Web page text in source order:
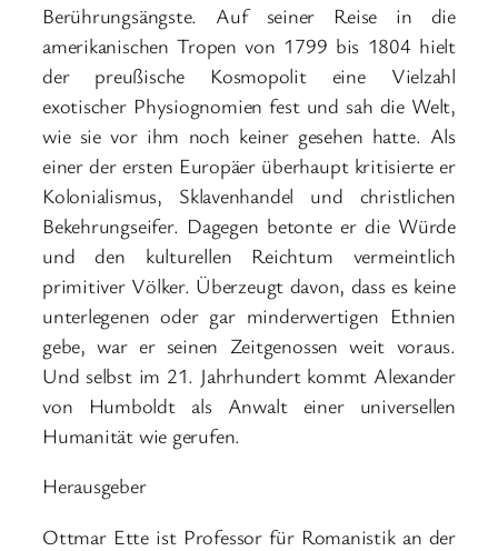
Berührungsängste. Auf seiner Reise in die
amerikanischen Tropen von 1799 bis 1804 hielt
der preußische Kosmopolit eine Vielzahl
exotischer Physiognomien fest und sah die Welt,
wie sie vor ihm noch keiner gesehen hatte. Als
einer der ersten Europäer überhaupt kritisierte er
Kolonialismus, Sklavenhandel und christlichen
Bekehrungseifer. Dagegen betonte er die Würde
und den kulturellen Reichtum vermeintlich
primitiver Völker. Überzeugt davon, dass es keine
unterlegenen oder gar minderwertigen Ethnien
gebe, war er seinen Zeitgenossen weit voraus.
Und selbst im 21. Jahrhundert kommt Alexander
von Humboldt als Anwalt einer universellen
Humanität wie gerufen.
Herausgeber
Ottmar Ette ist Professor für Romanistik an der